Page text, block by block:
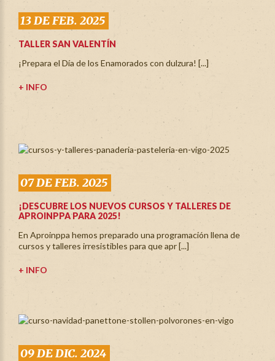
13 DE FEB. 2025
TALLER SAN VALENTÍN
¡Prepara el Día de los Enamorados con dulzura! [...]
+ INFO
07 DE FEB. 2025
¡DESCUBRE LOS NUEVOS CURSOS Y TALLERES DE
APROINPPA PARA 2025!
En Aproinppa hemos preparado una programación llena de
cursos y talleres irresistibles para que apr [...]
+ INFO
09 DE DIC. 2024